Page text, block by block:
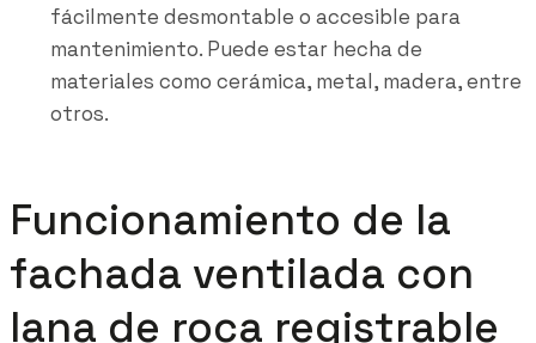
fácilmente desmontable o accesible para
mantenimiento. Puede estar hecha de
materiales como cerámica, metal, madera, entre
otros.
Funcionamiento de la
fachada ventilada con
lana de roca registrable